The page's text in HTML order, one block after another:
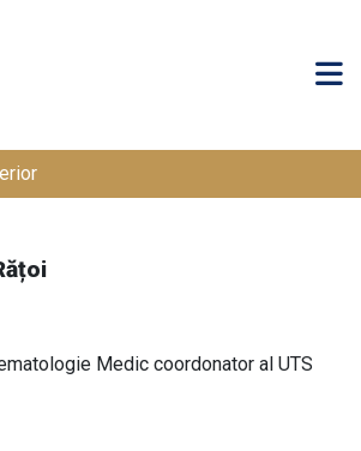
Medic coordonator al UTS